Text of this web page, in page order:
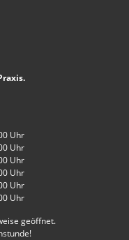
Uhr
Uhr
Uhr
Uhr
Uhr
Uhr
geöffnet.